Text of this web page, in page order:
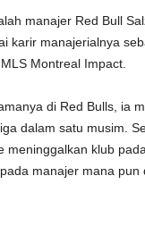
manajer Red Bull
karir manajerialnya
Montreal Impact.
di Red Bulls, ia
dalam satu musim.
meninggalkan klub
manajer mana pun